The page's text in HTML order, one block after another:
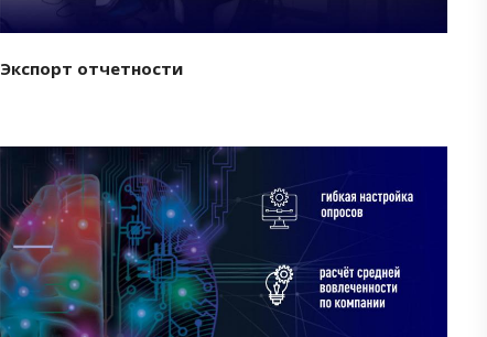
Экспорт отчетности
Смотреть проект